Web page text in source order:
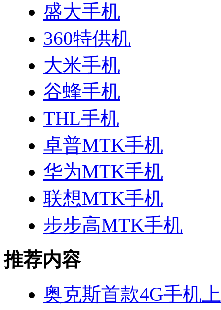
盛大手机
360特供机
大米手机
谷蜂手机
THL手机
卓普MTK手机
华为MTK手机
联想MTK手机
步步高MTK手机
推荐内容
奥克斯首款4G手机